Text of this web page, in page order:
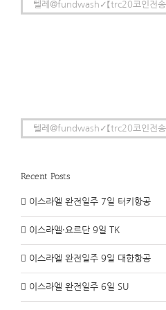
for:
Search
for:
Recent Posts
이스라엘 완전일주 7일 터키항공
이스라엘·요르단 9일 TK
이스라엘 완전일주 9일 대한항공
이스라엘 완전일주 6일 SU